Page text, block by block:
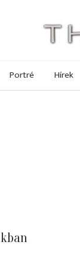
Portré Hírek